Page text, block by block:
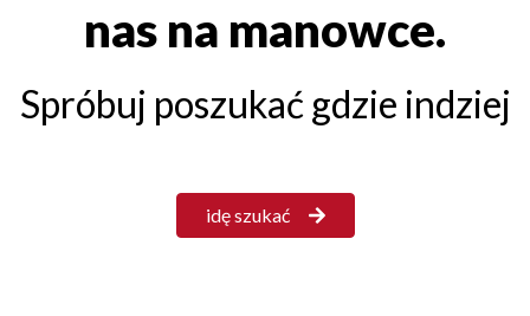
nas na manowce.
Spróbuj poszukać gdzie indziej
idę szukać